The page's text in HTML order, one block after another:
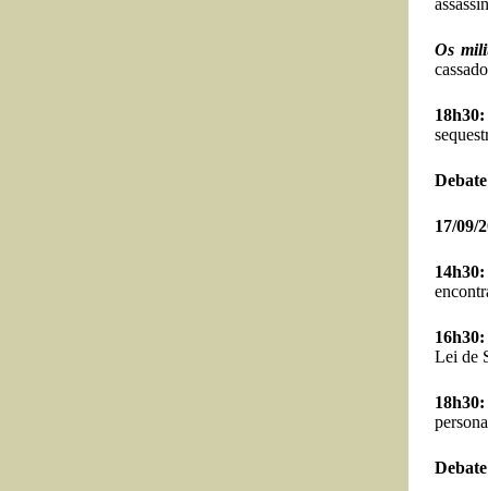
Os
Debate
17/09/
Lei de
Debate